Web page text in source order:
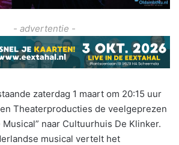
- advertentie -
zaterdag 1 maart om 20:15 uur
Theaterproducties de veelgeprezen
naar Cultuurhuis De Klinker.
musical vertelt het